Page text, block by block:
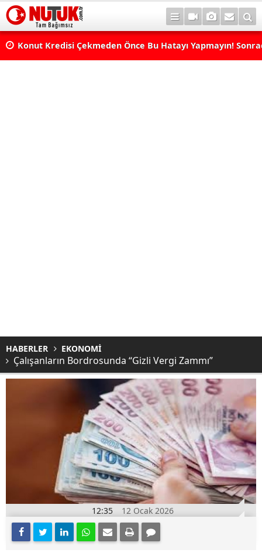
Konut Kredisi Çekmeden Önce Bu Hatayı Yapmayın!
HABERLER EKONOMİ
Çalışanların Bordrosunda “Gizli Vergi Zammı”
12:35 12 Ocak 2026